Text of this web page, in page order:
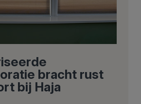
bracht rust
bij Haja